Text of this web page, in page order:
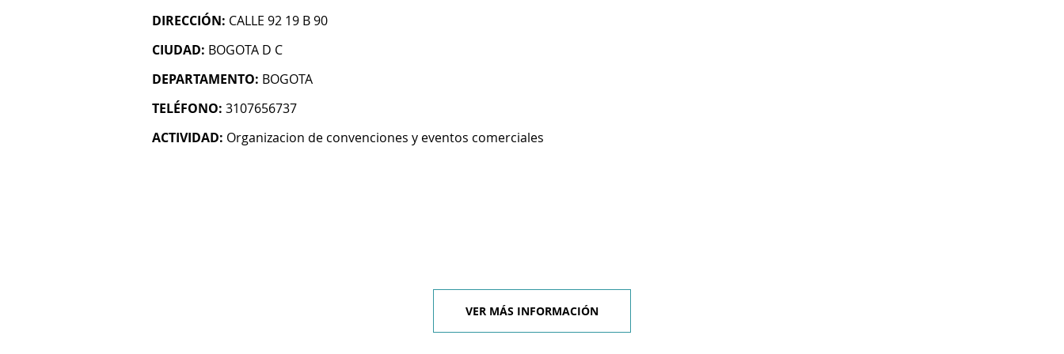
DIRECCIÓN: CALLE 92 19 B 90
CIUDAD: BOGOTA D C
DEPARTAMENTO: BOGOTA
TELÉFONO: 3107656737
ACTIVIDAD: Organizacion de convenciones y eventos comerciales
VER MÁS INFORMACIÓN